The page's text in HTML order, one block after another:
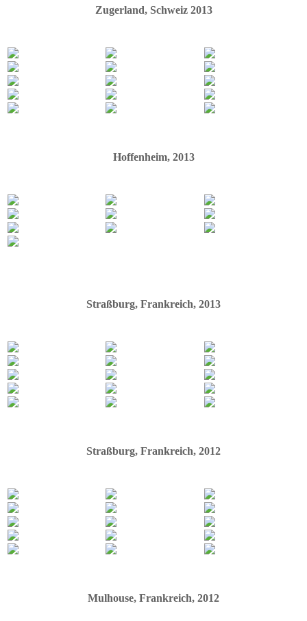
Zugerland, Schweiz 2013
Hoffenheim, 2013
Straßburg, Frankreich, 2013
Straßburg, Frankreich, 2012
Mulhouse, Frankreich, 2012